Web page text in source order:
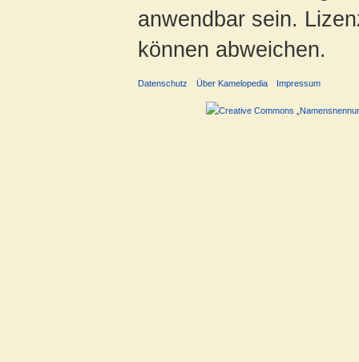
anwendbar sein.
können abweichen.
Datenschutz Über Kamelopedia Impressum